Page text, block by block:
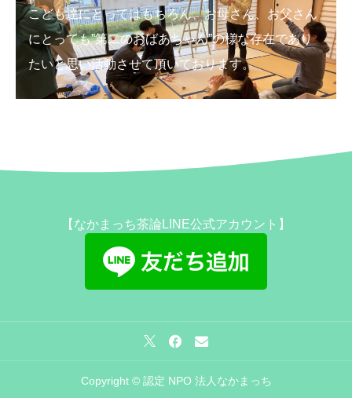
こども達にとってはもちろん、お母さん、お父さん
にとっても”第二のおばあちゃん”の様な存在であり
たいと思い活動させて頂いております。
【なかまっち茶論LINE公式アカウント】
Copyright © 認定 NPO 法人なかまっち